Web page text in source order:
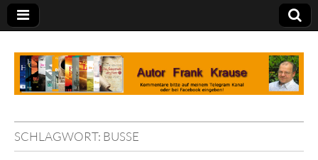
Tagebuch
SCHLAGWORT: BUSSE